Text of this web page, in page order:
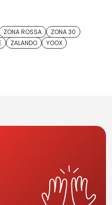
ZONA ROSSA
ZONA 30
ZALANDO YOOX